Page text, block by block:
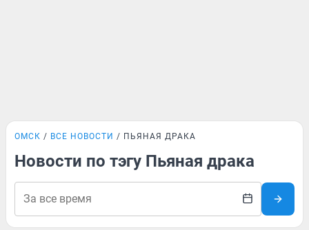
ОМСК ВСЕ НОВОСТИ ПЬЯНАЯ ДРАКА
Новости по тэгу Пьяная драка